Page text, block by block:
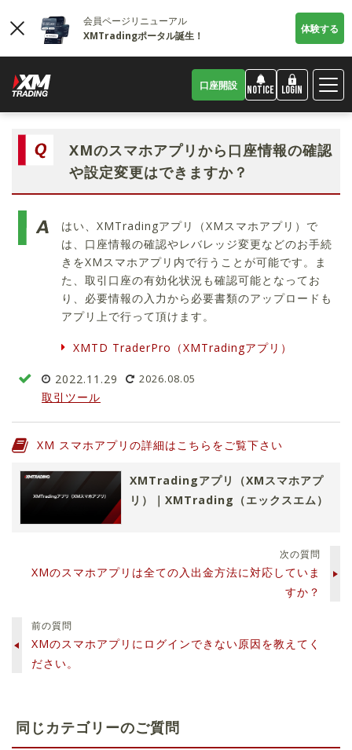
会員ページリニューアル
XMTradingポータル誕生！
体験する
口座開設 NOTICE LOGIN
XMのスマホアプリから口座情報の確認
や設定変更はできますか？
はい、XMTradingアプリ（XMスマホアプリ）で
は、口座情報の確認やレバレッジ変更などのお手続
きをXMスマホアプリ内で行うことが可能です。ま
た、取引口座の有効化状況も確認可能となってお
り、必要情報の入力から必要書類のアップロードも
アプリ上で行って頂けます。
XMTD TraderPro（XMTradingアプリ）
2022.11.29 2026.08.05
取引ツール
XM スマホアプリの詳細はこちらをご覧下さい
XMTradingアプリ（XMスマホアプ
リ）｜XMTrading（エックスエム）
前の質問
XMのスマホアプリにログインできない原因を教えてく
ださい。
次の質問
XMのスマホアプリは全ての入出金方法に対応していま
すか？
同じカテゴリーのご質問